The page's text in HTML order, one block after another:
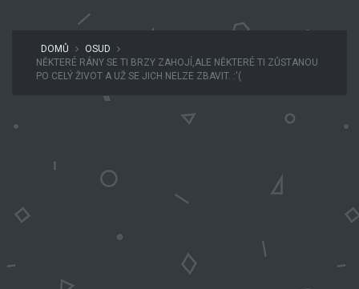
DOMŮ
OSUD
NĚKTERÉ RÁNY SE TI BRZY ZAHOJÍ,ALE NĚKTERÉ TI ZŮSTANOU
PO CELÝ ŽIVOT A UŽ SE JICH NELZE ZBAVIT. :'(